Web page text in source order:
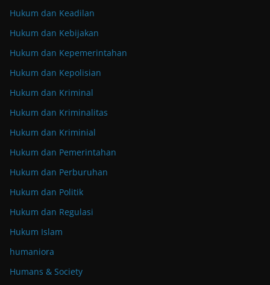
Hukum dan Keadilan
Hukum dan Kebijakan
Hukum dan Kepemerintahan
Hukum dan Kepolisian
Hukum dan Kriminal
Hukum dan Kriminalitas
Hukum dan Kriminial
Hukum dan Pemerintahan
Hukum dan Perburuhan
Hukum dan Politik
Hukum dan Regulasi
Hukum Islam
humaniora
Humans & Society